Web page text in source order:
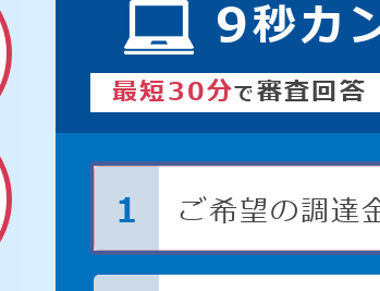
9秒カ
最短30分で審査回答
1 ご希望の調達